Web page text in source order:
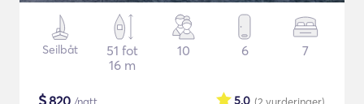
Seilbåt
51 fot
16 m
10 6 7
820 5.0